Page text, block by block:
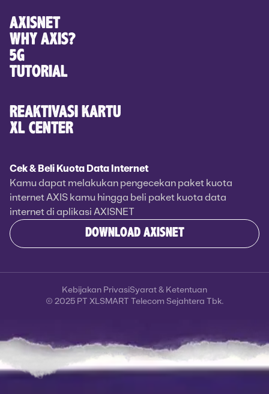
AXISNET
WHY AXIS?
5G
TUTORIAL
REAKTIVASI KARTU
XL CENTER
Cek & Beli Kuota Data Internet
Kamu dapat melakukan pengecekan paket kuota
internet AXIS kamu hingga beli paket kuota data
internet di aplikasi AXISNET
DOWNLOAD AXISNET
© 2025 PT XLSMART Telecom Sejahtera Tbk.
Kebijakan PrivasiSyarat & Ketentuan